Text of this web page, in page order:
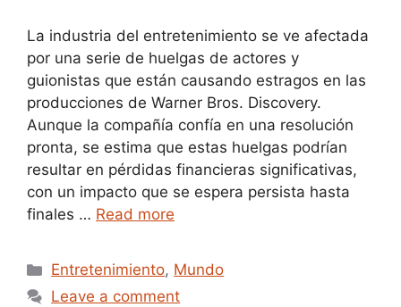
La industria del entretenimiento se ve afectada
por una serie de huelgas de actores y
guionistas que están causando estragos en las
producciones de Warner Bros. Discovery.
Aunque la compañía confía en una resolución
pronta, se estima que estas huelgas podrían
resultar en pérdidas financieras significativas,
con un impacto que se espera persista hasta
finales … Read more
Categories
Entretenimiento, Mundo
Leave a comment